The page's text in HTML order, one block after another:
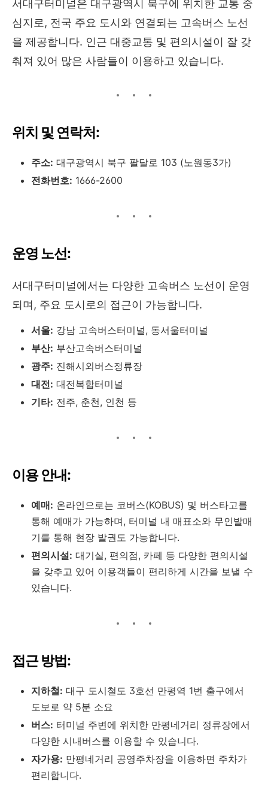
서대구터미널은 대구광역시 북구에 위치한 교통 중
심지로, 전국 주요 도시와 연결되는 고속버스 노선
을 제공합니다. 인근 대중교통 및 편의시설이 잘 갖
춰져 있어 많은 사람들이 이용하고 있습니다.
위치 및 연락처:
주소: 대구광역시 북구 팔달로 103 (노원동3가)
전화번호: 1666-2600
운영 노선:
서대구터미널에서는 다양한 고속버스 노선이 운영
되며, 주요 도시로의 접근이 가능합니다.
서울: 강남 고속버스터미널, 동서울터미널
부산: 부산고속버스터미널
광주: 진해시외버스정류장
대전: 대전복합터미널
기타: 전주, 춘천, 인천 등
이용 안내:
예매: 온라인으로는 코버스(KOBUS) 및 버스타고를
통해 예매가 가능하며, 터미널 내 매표소와 무인발매
기를 통해 현장 발권도 가능합니다.
편의시설: 대기실, 편의점, 카페 등 다양한 편의시설
을 갖추고 있어 이용객들이 편리하게 시간을 보낼 수
있습니다.
접근 방법:
지하철: 대구 도시철도 3호선 만평역 1번 출구에서
도보로 약 5분 소요
버스: 터미널 주변에 위치한 만평네거리 정류장에서
다양한 시내버스를 이용할 수 있습니다.
자가용: 만평네거리 공영주차장을 이용하면 주차가
편리합니다.